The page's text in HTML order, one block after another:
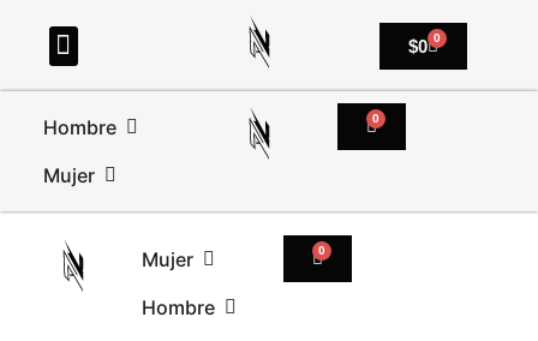
$0 0
Hombre
Mujer
0
Mujer
Hombre
0